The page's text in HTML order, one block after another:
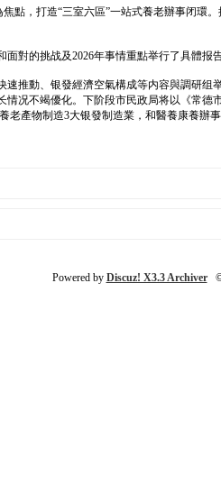
點，打造“三室六區”一站式養老辦事闭
對的挑战及2026年事情重點举行了具體报
推動、银發經濟空氣構成等内容與調研
况不竭優化。下阶段市民政局将以《常
產物制造3大银發制造業，和醫養康養
Powered by Discuz! X3.3 Archiver©